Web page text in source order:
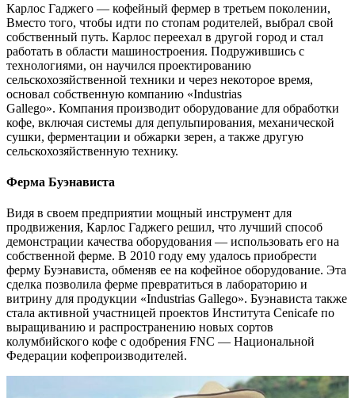
Карлос Гаджего — кофейный фермер в третьем поколении,
Вместо того, чтобы идти по стопам родителей, выбрал свой
собственный путь. Карлос переехал в другой город и стал
работать в области машиностроения. Подружившись с
технологиями, он научился проектированию
сельскохозяйственной техники и через некоторое время,
основал собственную компанию «Industrias
Gallego». Компания производит оборудование для обработки
кофе, включая системы для депульпирования, механической
сушки, ферментации и обжарки зерен, а также другую
сельскохозяйственную технику.
Ферма Буэнависта
Видя в своем предприятии мощный инструмент для
продвижения, Карлос Гаджего решил, что лучший способ
демонстрации качества оборудования — использовать его на
собственной ферме. В 2010 году ему удалось приобрести
ферму Буэнависта, обменяв ее на кофейное оборудование. Эта
сделка позволила ферме превратиться в лабораторию и
витрину для продукции «Industrias Gallego». Буэнависта также
стала активной участницей проектов Института Cenicafe по
выращиванию и распространению новых сортов
колумбийского кофе с одобрения FNC — Национальной
Федерации кофепроизводителей.